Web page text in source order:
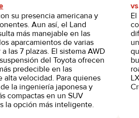
su presencia americana y
Aun así, el Land
más manejable en las
aparcamientos de varias
las 7 plazas. El sistema AWD
del Toyota ofrecen
predecible en las
alta velocidad. Para quienes
la ingeniería japonesa y
compactas en un SUV
la opción más inteligente.